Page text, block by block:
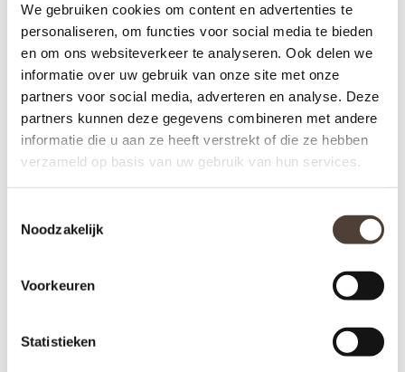
We gebruiken cookies om content en advertenties te
personaliseren, om functies voor social media te bieden
en om ons websiteverkeer te analyseren. Ook delen we
informatie over uw gebruik van onze site met onze
partners voor social media, adverteren en analyse. Deze
partners kunnen deze gegevens combineren met andere
informatie die u aan ze heeft verstrekt of die ze hebben
verzameld op basis van uw gebruik van hun services.
Noodzakelijk
Voorkeuren
Statistieken
MAISON BERGER
MAISON BERGER
AUTOPARFUM SET -
D’ORANGE VERTE